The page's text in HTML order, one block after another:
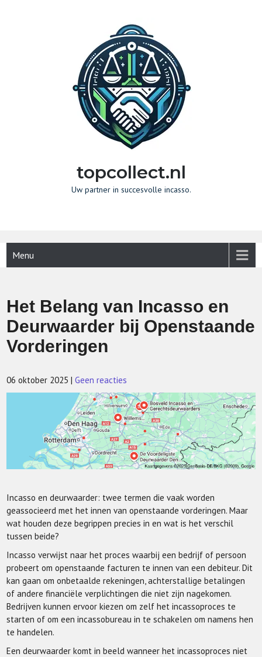
topcollect.nl
Uw partner in succesvolle incasso.
Menu
Het Belang van Incasso en
Deurwaarder bij Openstaande
Vorderingen
06 oktober 2025 |Geen reacties
Incasso en deurwaarder: twee termen die vaak worden
geassocieerd met het innen van openstaande vorderingen. Maar
wat houden deze begrippen precies in en wat is het verschil
tussen beide?
Incasso verwijst naar het proces waarbij een bedrijf of persoon
probeert om openstaande facturen te innen van een debiteur. Dit
kan gaan om onbetaalde rekeningen, achterstallige betalingen
of andere financiële verplichtingen die niet zijn nagekomen.
Bedrijven kunnen ervoor kiezen om zelf het incassoproces te
starten of om een incassobureau in te schakelen om namens hen
te handelen.
Een deurwaarder komt in beeld wanneer het incassoproces niet